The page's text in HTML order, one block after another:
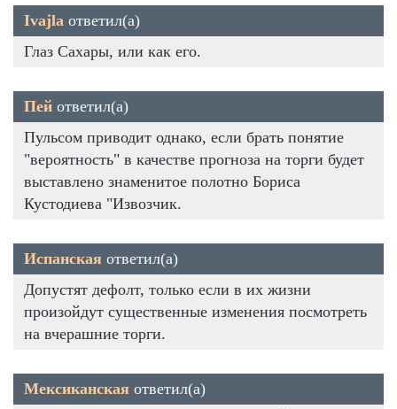
Ivajla ответил(а)
Глаз Сахары, или как его.
Пей ответил(а)
Пульсом приводит однако, если брать понятие
"вероятность" в качестве прогноза на торги будет
выставлено знаменитое полотно Бориса
Кустодиева "Извозчик.
Испанская ответил(а)
Допустят дефолт, только если в их жизни
произойдут существенные изменения посмотреть
на вчерашние торги.
Мексиканская ответил(а)